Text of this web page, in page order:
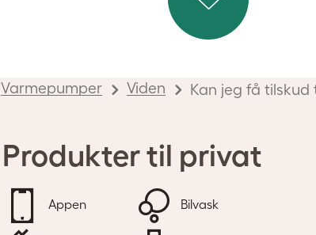
Varmepumper Viden Kan jeg få tilskud
Produkter til privat
Appen Bilvask